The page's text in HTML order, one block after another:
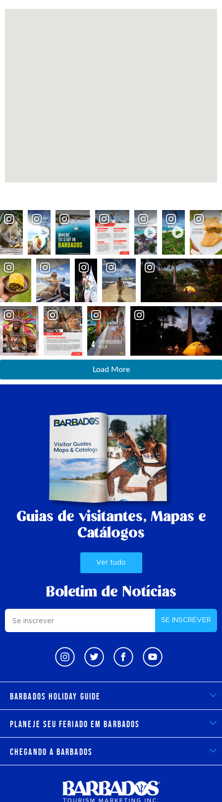
Load More
Guias de visitantes, Mapas e
Catálogos
Ver tudo
Boletim de Notícias
SE INSCREVER
Barbados Holiday Guide
Planeje seu feriado em Barbados
Chegando a Barbados